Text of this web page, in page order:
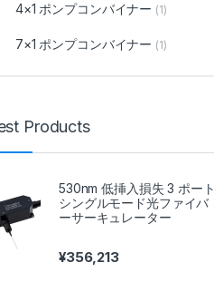
4×1 ポンプコンバイナー (1)
7×1 ポンプコンバイナー (1)
Products
530nm 低挿入損失 3 ポート
シングルモード光ファイバ
ーサーキュレーター
¥356,213